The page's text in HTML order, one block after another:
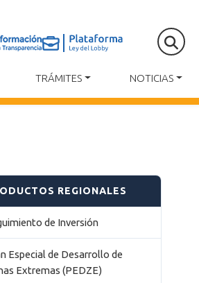
TRÁMITES NOTICIAS
REGIONALES
de Inversión
Especial de Desarrollo de
Extremas (PEDZE)